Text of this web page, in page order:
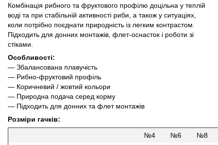
Комбінація рибного та фруктового профілю доцільна у теплій
воді та при стабільній активності риби, а також у ситуаціях,
коли потрібно поєднати природність із легким контрастом.
Підходить для донних монтажів, флет-оснасток і роботи зі
стіками.
Особливості:
— Збалансована плавучість
— Рибно-фруктовий профіль
— Коричневий / жовтий кольори
— Природна подача серед корму
— Підходить для донних та флет монтажів
Розміри гачків:
№4 №6
№8